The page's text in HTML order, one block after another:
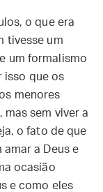
o que era
tivesse um
um formalismo
isso que os
menores
sem viver a
o fato de que
a Deus e
ocasião
e como eles